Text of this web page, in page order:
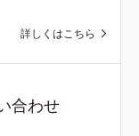
詳しくはこちら
合わせ